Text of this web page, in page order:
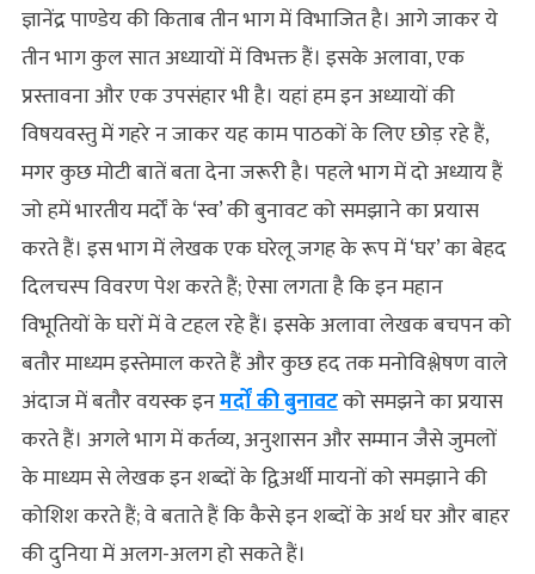
ज्ञानेंद्र पाण्डेय की किताब तीन भाग में विभाजित है। आगे जाकर ये
तीन भाग कुल सात अध्यायों में विभक्त हैं। इसके अलावा, एक
प्रस्तावना और एक उपसंहार भी है। यहां हम इन अध्यायों की
विषयवस्तु में गहरे न जाकर यह काम पाठकों के लिए छोड़ रहे हैं,
मगर कुछ मोटी बातें बता देना जरूरी है। पहले भाग में दो अध्याय हैं
जो हमें भारतीय मर्दों के ‘स्व’ की बुनावट को समझाने का प्रयास
करते हैं। इस भाग में लेखक एक घरेलू जगह के रूप में ‘घर’ का बेहद
दिलचस्प विवरण पेश करते हैं; ऐसा लगता है कि इन महान
विभूतियों के घरों में वे टहल रहे हैं। इसके अलावा लेखक बचपन को
बतौर माध्यम इस्तेमाल करते हैं और कुछ हद तक मनोविश्लेषण वाले
अंदाज में बतौर वयस्क इनमर्दों की बुनावटको समझने का प्रयास
करते हैं। अगले भाग में कर्तव्य, अनुशासन और सम्मान जैसे जुमलों
के माध्यम से लेखक इन शब्दों के द्विअर्थी मायनों को समझाने की
कोशिश करते हैं; वे बताते हैं कि कैसे इन शब्दों के अर्थ घर और बाहर
की दुनिया में अलग-अलग हो सकते हैं।